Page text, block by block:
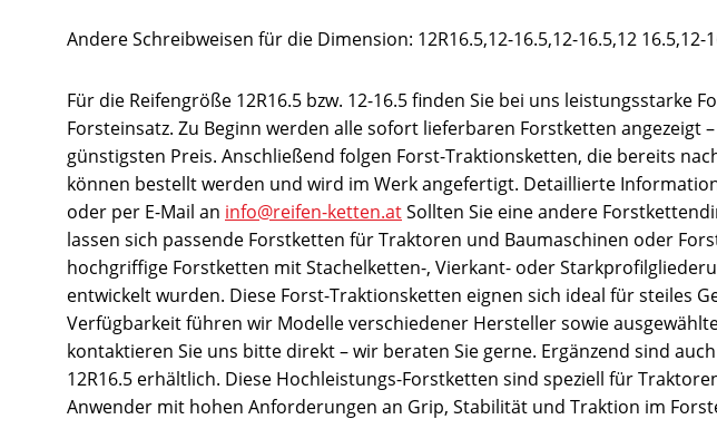
Andere Schreibweisen für die Dimension: 12R16.5,12-16.5,12-16.5,12 16.5,12-
Für die Reifengröße 12R16.5 bzw. 12-16.5 finden Sie bei uns
Forsteinsatz. Zu Beginn werden alle sofort lieferbaren Forstketten
günstigsten Preis. Anschließend folgen Forst-Traktionsketten, die bereits
können bestellt werden und wird im Werk angefertigt. Detaillierte
oder per E-Mail an info@reifen-ketten.atSollten Sie eine andere
lassen sich passende Forstketten für Traktoren und Baumaschinen oder
hochgriffige Forstketten mit Stachelketten-, Vierkant- oder
entwickelt wurden. Diese Forst-Traktionsketten eignen sich ideal für steiles
Verfügbarkeit führen wir Modelle verschiedener Hersteller sowie
kontaktieren Sie uns bitte direkt – wir beraten Sie gerne. Ergänzend sind
12R16.5 erhältlich. Diese Hochleistungs-Forstketten sind speziell für
Anwender mit hohen Anforderungen an Grip, Stabilität und Traktion im